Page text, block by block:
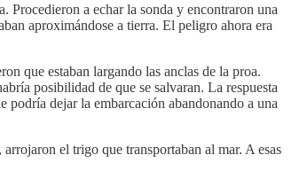
Procedieron a echar la sonda y encontraron una
aproximándose a tierra. El peligro ahora era
que estaban largando las anclas de la proa.
posibilidad de que se salvaran. La respuesta
podría dejar la embarcación abandonando a una
el trigo que transportaban al mar. A esas